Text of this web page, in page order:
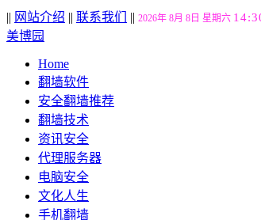
|| 网站介绍 || 联系我们 || 2026年 8月 8日 星期六
美博园
Home
翻墙软件
安全翻墙推荐
翻墙技术
资讯安全
代理服务器
电脑安全
文化人生
手机翻墙